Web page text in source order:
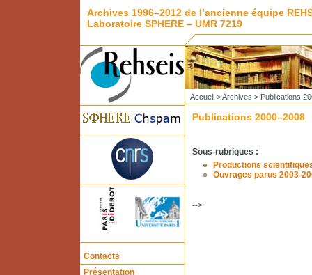
Archives 1996–2012 de l’ancienne équipe
Laboratoire SPHERE – UMR 7219
Contacts
Présentation
Accueil>Archives > Publications
Publications 2000–2008
Sous-rubriques :
Productions
Ouvrages parus 2003-
-->